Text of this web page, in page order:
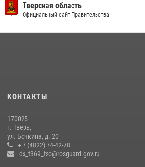
10 июля 2026, 08:44 1
(видео)
Росгвардейцы оказали помощь водителю на
22 июля 2026, 08:35
Тверская область
Официальный сайт Правительства
КОНТАКТЫ
170025
г. Тверь,
ул. Бочкина, д. 20
+ 7 (4822) 74-42-78
ds_t369_tso@rosguard.gov.ru